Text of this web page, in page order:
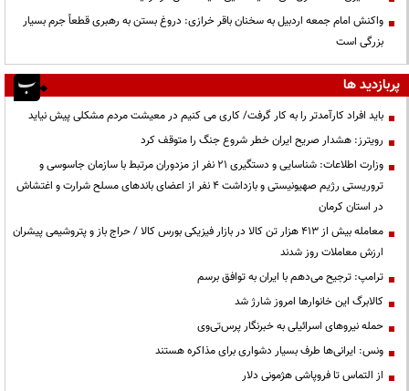
واکنش امام جمعه اردبیل به سخنان باقر خرازی: دروغ بستن به رهبری قطعاً جرم بسیار
بزرگی است
پربازدید ها
باید افراد کارآمدتر را به کار گرفت/ کاری می کنیم در معیشت مردم مشکلی پیش نیاید
رویترز: هشدار صریح ایران خطر شروع جنگ را متوقف کرد
وزارت اطلاعات: شناسایی و دستگیری ۲۱ نفر از مزدوران مرتبط با سازمان جاسوسی و
تروریستی رژیم صهیونیستی و بازداشت ۴ نفر از اعضای باندهای مسلح شرارت و اغتشاش
در استان کرمان
معامله بیش از ۴۱۳ هزار تن کالا در بازار فیزیکی بورس کالا / حراج باز و پتروشیمی پیشران
ارزش معاملات روز شدند
ترامپ: ترجیح می‌دهم با ایران به توافق برسم
کالابرگ این خانوارها امروز شارژ شد
حمله نیروهای اسرائیلی به خبرنگار پرس‌تی‌وی
ونس: ایرانی‌ها طرف بسیار دشواری برای مذاکره هستند
از التماس تا فروپاشی هژمونی دلار